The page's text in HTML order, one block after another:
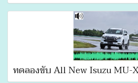
ทดลองขับ All New Isuzu MU-